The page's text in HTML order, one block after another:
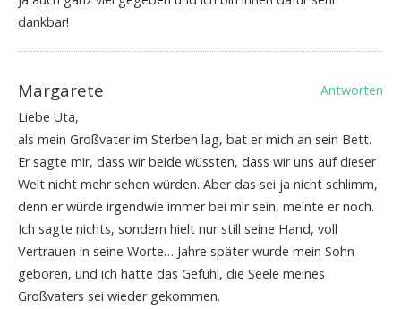
dankbar!
Margarete
Antworten
Liebe Uta,
als mein Großvater im Sterben lag, bat er mich an sein Bett.
Er sagte mir, dass wir beide wüssten, dass wir uns auf dieser
Welt nicht mehr sehen würden. Aber das sei ja nicht schlimm,
denn er würde irgendwie immer bei mir sein, meinte er noch.
Ich sagte nichts, sondern hielt nur still seine Hand, voll
Vertrauen in seine Worte… Jahre später wurde mein Sohn
geboren, und ich hatte das Gefühl, die Seele meines
Großvaters sei wieder gekommen.